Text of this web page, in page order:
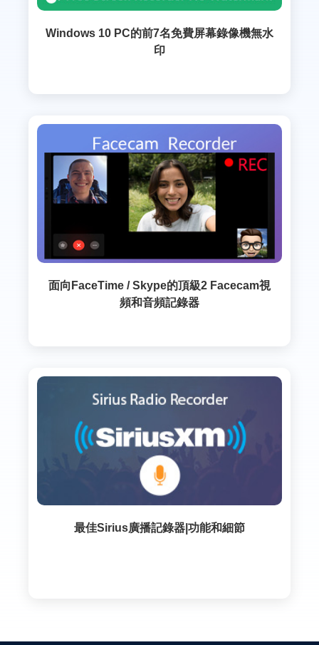
Windows 10 PC的前7名免費屏幕錄像機無水
印
面向FaceTime / Skype的頂級2 Facecam視
頻和音頻記錄器
最佳Sirius廣播記錄器|功能和細節